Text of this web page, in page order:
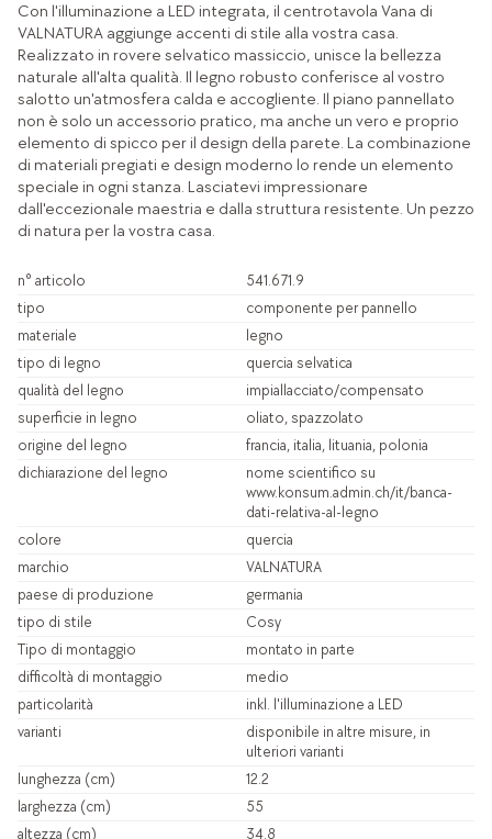
Con l'illuminazione a LED integrata, il centrotavola Vana di
VALNATURA aggiunge accenti di stile alla vostra casa.
Realizzato in rovere selvatico massiccio, unisce la bellezza
naturale all'alta qualità. Il legno robusto conferisce al vostro
salotto un'atmosfera calda e accogliente. Il piano pannellato
non è solo un accessorio pratico, ma anche un vero e proprio
elemento di spicco per il design della parete. La combinazione
di materiali pregiati e design moderno lo rende un elemento
speciale in ogni stanza. Lasciatevi impressionare
dall'eccezionale maestria e dalla struttura resistente. Un pezzo
di natura per la vostra casa.
n° articolo
541.671.9
tipo
componente per pannello
materiale
legno
tipo di legno
quercia selvatica
qualità del legno
impiallacciato/compensato
superficie in legno
oliato, spazzolato
origine del legno
francia, italia, lituania, polonia
dichiarazione del legno
nome scientifico su
www.konsum.admin.ch/it/banca-
dati-relativa-al-legno
colore
quercia
marchio
VALNATURA
paese di produzione
germania
tipo di stile
Cosy
Tipo di montaggio
montato in parte
difficoltà di montaggio
medio
particolarità
inkl. l'illuminazione a LED
varianti
disponibile in altre misure, in
ulteriori varianti
lunghezza (cm)
12.2
larghezza (cm)
55
altezza (cm)
34.8